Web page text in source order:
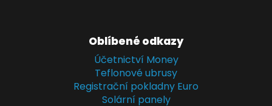
Oblíbené odkazy
Účetnictví Money
Teflonové ubrusy
Registrační pokladny Euro
Solární panely